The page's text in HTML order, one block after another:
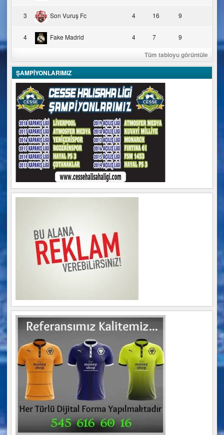
3 Son Vuruş Fc 4 16 9
4 Fake Madrid 4 7 9
Tüm tabloyu görüntüle
ŞAMPİYONLARIMIZ